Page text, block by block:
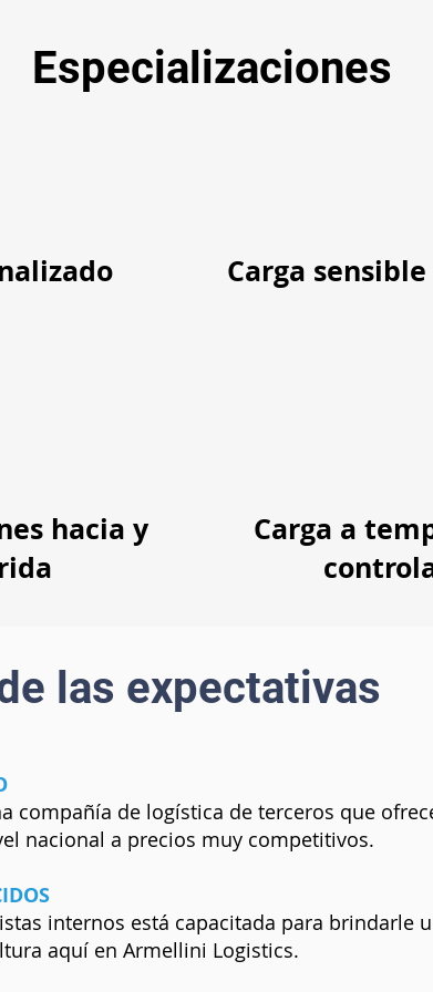
Especializaciones
hacia y
Carga
Carga a
las expectativas
compañía de logística de terceros que
nacional a precios muy competitivos.
internos está capacitada para brindarle
aquí en Armellini Logistics.